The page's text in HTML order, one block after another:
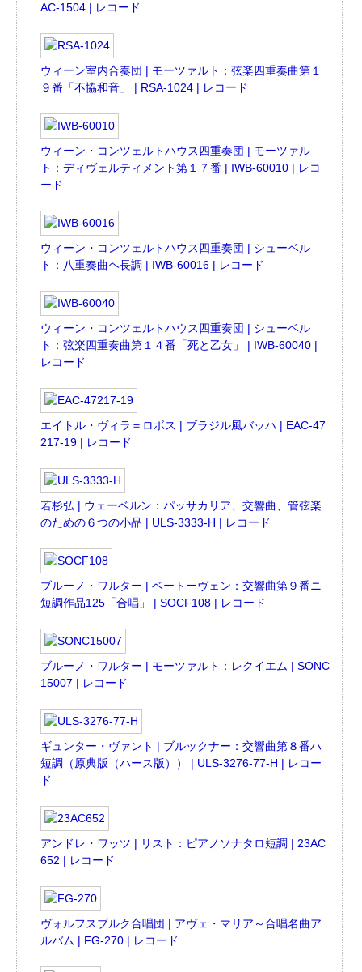
AC-1504 | レコード
ウィーン室内合奏団 | モーツァルト：弦楽四重奏曲第１
９番「不協和音」 | RSA-1024 | レコード
ウィーン・コンツェルトハウス四重奏団 | モーツァル
ト：ディヴェルティメント第１７番 | IWB-60010 | レコ
ード
ウィーン・コンツェルトハウス四重奏団 | シューベル
ト：八重奏曲ヘ長調 | IWB-60016 | レコード
ウィーン・コンツェルトハウス四重奏団 | シューベル
ト：弦楽四重奏曲第１４番「死と乙女」 | IWB-60040 |
レコード
エイトル・ヴィラ＝ロボス | ブラジル風バッハ | EAC-47
217-19 | レコード
若杉弘 | ウェーベルン：パッサカリア、交響曲、管弦楽
のための６つの小品 | ULS-3333-H | レコード
ブルーノ・ワルター | ベートーヴェン：交響曲第９番ニ
短調作品125「合唱」 | SOCF108 | レコード
ブルーノ・ワルター | モーツァルト：レクイエム | SONC
15007 | レコード
ギュンター・ヴァント | ブルックナー：交響曲第８番ハ
短調（原典版（ハース版）） | ULS-3276-77-H | レコー
ド
アンドレ・ワッツ | リスト：ピアノソナタロ短調 | 23AC
652 | レコード
ヴォルフスブルク合唱団 | アヴェ・マリア～合唱名曲ア
ルバム | FG-270 | レコード